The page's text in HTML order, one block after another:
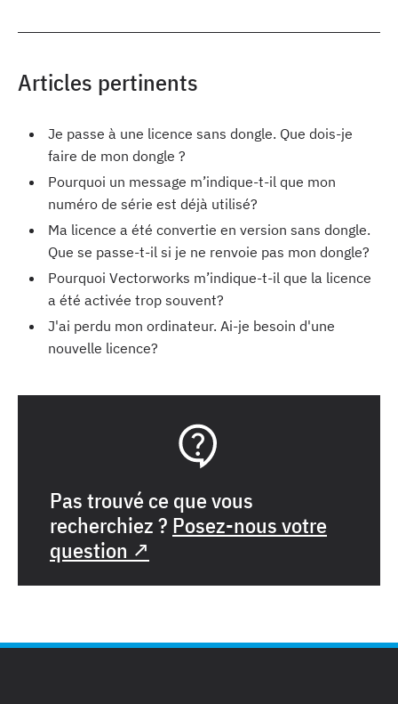
Articles pertinents
Je passe à une licence sans dongle. Que dois-je
faire de mon dongle ?
Pourquoi un message m’indique-t-il que mon
numéro de série est déjà utilisé?
Ma licence a été convertie en version sans dongle.
Que se passe-t-il si je ne renvoie pas mon dongle?
Pourquoi Vectorworks m’indique-t-il que la licence
a été activée trop souvent?
J'ai perdu mon ordinateur. Ai-je besoin d'une
nouvelle licence?
Pas trouvé ce que vous
recherchiez ? Posez-nous votre
question ↗